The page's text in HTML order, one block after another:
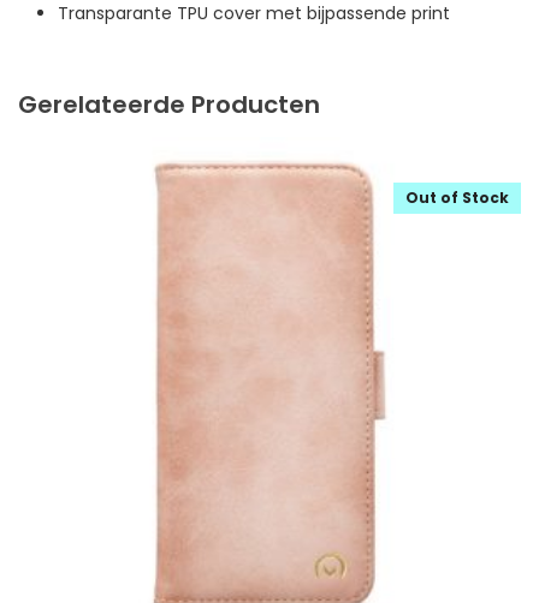
Transparante TPU cover met bijpassende print
Gerelateerde Producten
Out of Stock